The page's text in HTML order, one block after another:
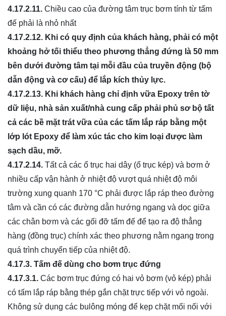
4.17.2.11. Chiều cao của đường tâm trục bơm tính từ tấm
đế phải là nhỏ nhất
4.17.2.12. Khi có quy định của khách hàng, phải có một
khoảng hở tối thiểu theo phương thẳng đứng là 50 mm
bên dưới đường tâm tại mỗi đầu của truyền động (bộ
dẫn động và cơ cấu) để lắp kích thủy lực.
4.17.2.13. Khi khách hàng chỉ định vữa Epoxy trên tờ
dữ liệu, nhà sản xuất/nhà cung cấp phải phủ sơ bộ tất
cả các bề mặt trát vữa của các tấm lắp ráp bằng một
lớp lót Epoxy để làm xúc tác cho kim loại được làm
sạch dầu, mỡ.
4.17.2.14. Tất cả các ổ trục hai dây (ổ trục kép) và bơm ở
nhiều cấp vận hành ở nhiệt độ vượt quá nhiệt độ môi
trường xung quanh 170 °C phải được lắp ráp theo đường
tâm và cần có các đường dẫn hướng ngang và dọc giữa
các chân bơm và các gối đỡ tấm đế để tạo ra độ thẳng
hàng (đồng trục) chính xác theo phương nằm ngang trong
quá trình chuyển tiếp của nhiệt độ.
4.17.3. Tấm đế dùng cho bơm trục đứng
4.17.3.1. Các bơm trục đứng có hai vỏ bơm (vỏ kép) phải
có tấm lắp ráp bằng thép gắn chặt trực tiếp với vỏ ngoài.
Không sử dụng các bulông móng để kẹp chặt mối nối với